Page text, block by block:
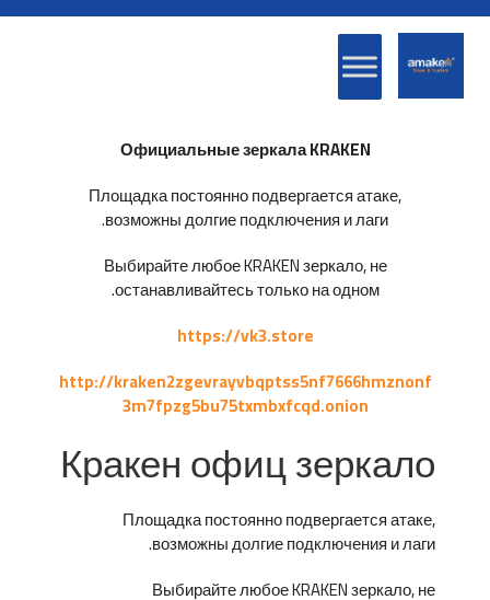
Официальные зеркала KRAKEN
Площадка постоянно подвергается атаке,
возможны долгие подключения и лаги.
Выбирайте любое KRAKEN зеркало, не
останавливайтесь только на одном.
https://vk3.store
http://kraken2zgevrayvbqptss5nf7666hmznonf
3m7fpzg5bu75txmbxfcqd.onion
Кракен офиц зеркало
Площадка постоянно подвергается атаке,
возможны долгие подключения и лаги.
Выбирайте любое KRAKEN зеркало, не